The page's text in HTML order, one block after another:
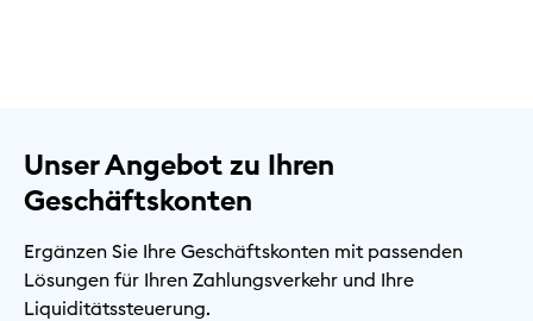
Unser Angebot zu Ihren
Geschäftskonten
Ergänzen Sie Ihre Geschäftskonten mit passenden
Lösungen für Ihren Zahlungsverkehr und Ihre
Liquiditätssteuerung.